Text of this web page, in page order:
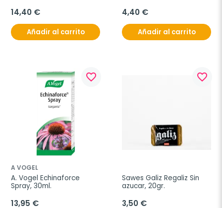
14,40 €
Añadir al carrito
4,40 €
Añadir al carrito
favorite_border
A VOGEL
A. Vogel Echinaforce
Spray, 30ml.
13,95 €
favorite_border
Sawes Galiz Regaliz Sin
azucar, 20gr.
3,50 €